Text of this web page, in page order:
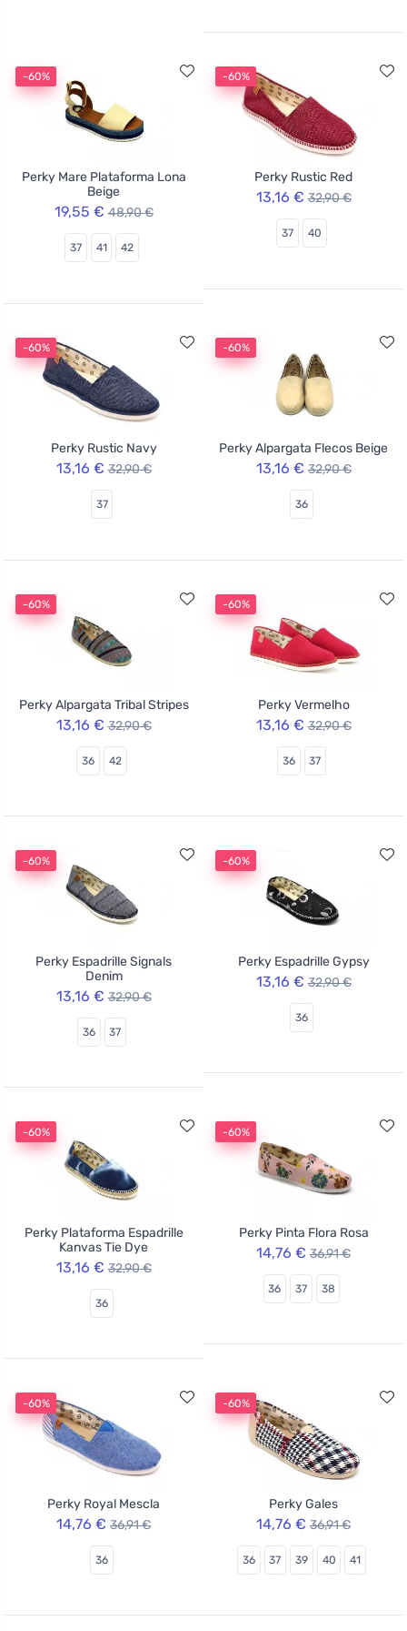
-60%
Perky Mare Plataforma Lona
Beige
19,55 € 48,90 €
37 41 42
-60%
Perky Rustic Red
13,16 € 32,90 €
37 40
-60%
Perky Rustic Navy
13,16 € 32,90 €
37
-60%
Perky Alpargata Flecos Beige
13,16 € 32,90 €
36
-60%
Perky Alpargata Tribal Stripes
13,16 € 32,90 €
36 42
-60%
Perky Vermelho
13,16 € 32,90 €
36 37
-60%
Perky Espadrille Signals
Denim
13,16 € 32,90 €
36 37
-60%
Perky Espadrille Gypsy
13,16 € 32,90 €
36
-60%
Perky Plataforma Espadrille
Kanvas Tie Dye
13,16 € 32,90 €
36
-60%
Perky Pinta Flora Rosa
14,76 € 36,91 €
36 37 38
-60%
Perky Royal Mescla
14,76 € 36,91 €
36
-60%
Perky Gales
14,76 € 36,91 €
36 37 39 40 41